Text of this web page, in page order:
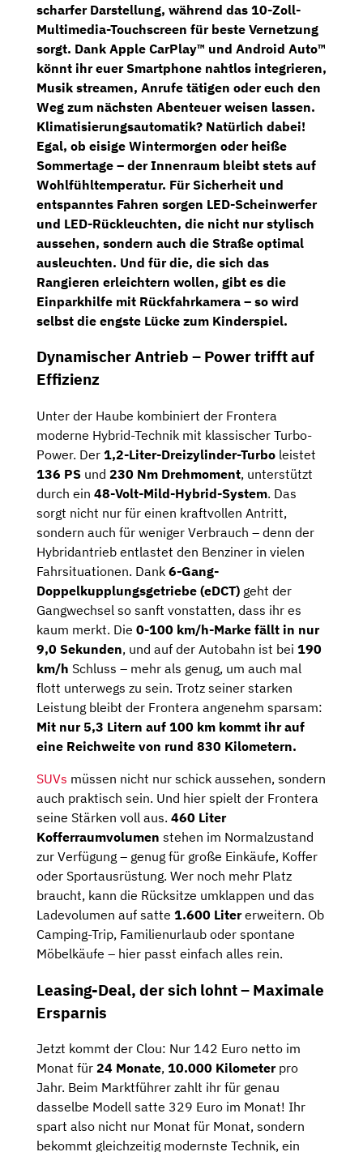
scharfer Darstellung, während das 10-Zoll-
Multimedia-Touchscreen für beste Vernetzung
sorgt. Dank Apple CarPlay™ und Android Auto™
könnt ihr euer Smartphone nahtlos integrieren,
Musik streamen, Anrufe tätigen oder euch den
Weg zum nächsten Abenteuer weisen lassen.
Klimatisierungsautomatik? Natürlich dabei!
Egal, ob eisige Wintermorgen oder heiße
Sommertage – der Innenraum bleibt stets auf
Wohlfühltemperatur. Für Sicherheit und
entspanntes Fahren sorgen LED-Scheinwerfer
und LED-Rückleuchten, die nicht nur stylisch
aussehen, sondern auch die Straße optimal
ausleuchten. Und für die, die sich das
Rangieren erleichtern wollen, gibt es die
Einparkhilfe mit Rückfahrkamera – so wird
selbst die engste Lücke zum Kinderspiel.
Dynamischer Antrieb – Power trifft auf
Effizienz
Unter der Haube kombiniert der Frontera
moderne Hybrid-Technik mit klassischer Turbo-
Power. Der 1,2-Liter-Dreizylinder-Turbo leistet
136 PS und 230 Nm Drehmoment, unterstützt
durch ein 48-Volt-Mild-Hybrid-System. Das
sorgt nicht nur für einen kraftvollen Antritt,
sondern auch für weniger Verbrauch – denn der
Hybridantrieb entlastet den Benziner in vielen
Fahrsituationen. Dank 6-Gang-
Doppelkupplungsgetriebe (eDCT) geht der
Gangwechsel so sanft vonstatten, dass ihr es
kaum merkt. Die 0-100 km/h-Marke fällt in nur
9,0 Sekunden, und auf der Autobahn ist bei 190
km/h Schluss – mehr als genug, um auch mal
flott unterwegs zu sein. Trotz seiner starken
Leistung bleibt der Frontera angenehm sparsam:
Mit nur 5,3 Litern auf 100 km kommt ihr auf
eine Reichweite von rund 830 Kilometern.
SUVs müssen nicht nur schick aussehen, sondern
auch praktisch sein. Und hier spielt der Frontera
seine Stärken voll aus. 460 Liter
Kofferraumvolumen stehen im Normalzustand
zur Verfügung – genug für große Einkäufe, Koffer
oder Sportausrüstung. Wer noch mehr Platz
braucht, kann die Rücksitze umklappen und das
Ladevolumen auf satte 1.600 Litererweitern. Ob
Camping-Trip, Familienurlaub oder spontane
Möbelkäufe – hier passt einfach alles rein.
Leasing-Deal, der sich lohnt – Maximale
Ersparnis
Jetzt kommt der Clou: Nur 142 Euro netto im
Monat für 24 Monate, 10.000 Kilometerpro
Jahr. Beim Marktführer zahlt ihr für genau
dasselbe Modell satte 329 Euro im Monat! Ihr
spart also nicht nur Monat für Monat, sondern
bekommt gleichzeitig modernste Technik, ein